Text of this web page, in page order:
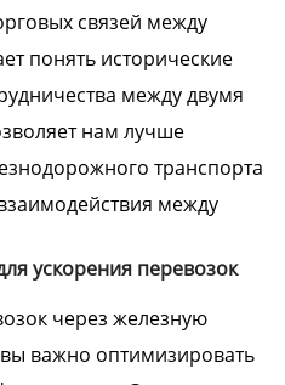
связей между
понять исторические
между двумя
нам лучше
транспорта
между
ускорения перевозок
через железную
важно оптимизировать